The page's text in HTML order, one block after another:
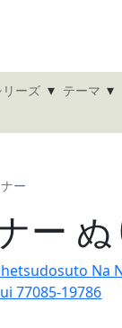
リーズ ▾ テーマ ▾
ー
ー ぬ